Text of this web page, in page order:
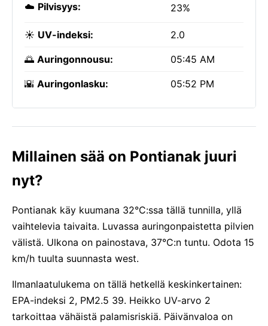
☁️ Pilvisyys: 23%
☀️ UV-indeksi: 2.0
🌅 Auringonnousu: 05:45 AM
🌇 Auringonlasku: 05:52 PM
Millainen sää on Pontianak juuri
nyt?
Pontianak käy kuumana 32°C:ssa tällä tunnilla, yllä
vaihtelevia taivaita. Luvassa auringonpaistetta pilvien
välistä. Ulkona on painostava, 37°C:n tuntu. Odota 15
km/h tuulta suunnasta west.
Ilmanlaatulukema on tällä hetkellä keskinkertainen:
EPA-indeksi 2, PM2.5 39. Heikko UV-arvo 2
tarkoittaa vähäistä palamisriskiä. Päivänvaloa on